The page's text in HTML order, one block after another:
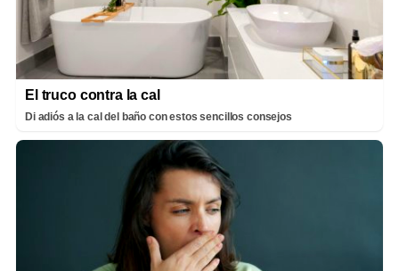
El truco contra la cal
Di adiós a la cal del baño con estos sencillos consejos